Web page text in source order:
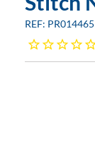
PR014465